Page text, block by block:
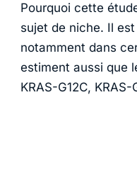
Pourquoi cette
sujet de niche. Il
notamment dans
estiment aussi que
KRAS-G12C, KRAS-